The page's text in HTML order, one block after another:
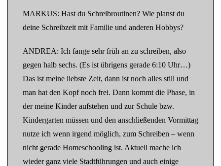
MARKUS: Hast du Schreibroutinen? Wie planst du
deine Schreibzeit mit Familie und anderen Hobbys?
ANDREA: Ich fange sehr früh an zu schreiben, also
gegen halb sechs. (Es ist übrigens gerade 6:10 Uhr…)
Das ist meine liebste Zeit, dann ist noch alles still und
man hat den Kopf noch frei. Dann kommt die Phase, in
der meine Kinder aufstehen und zur Schule bzw.
Kindergarten müssen und den anschließenden Vormittag
nutze ich wenn irgend möglich, zum Schreiben – wenn
nicht gerade Homeschooling ist. Aktuell mache ich
wieder ganz viele Stadtführungen und auch einige